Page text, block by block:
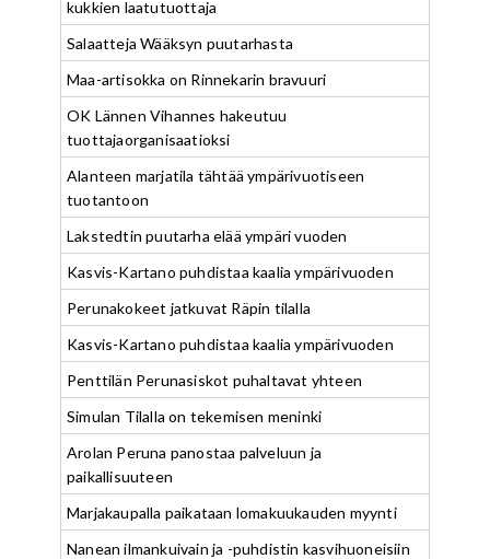
kukkien laatutuottaja
Salaatteja Wääksyn puutarhasta
Maa-artisokka on Rinnekarin bravuuri
OK Lännen Vihannes hakeutuu
tuottajaorganisaatioksi
Alanteen marjatila tähtää ympärivuotiseen
tuotantoon
Lakstedtin puutarha elää ympäri vuoden
Kasvis-Kartano puhdistaa kaalia ympärivuoden
Perunakokeet jatkuvat Räpin tilalla
Kasvis-Kartano puhdistaa kaalia ympärivuoden
Penttilän Perunasiskot puhaltavat yhteen
Simulan Tilalla on tekemisen meninki
Arolan Peruna panostaa palveluun ja
paikallisuuteen
Marjakaupalla paikataan lomakuukauden myynti
Nanean ilmankuivain ja -puhdistin kasvihuoneisiin